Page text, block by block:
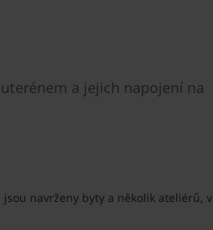
a jejich napojení na
navrženy byty a několik ateliérů, v